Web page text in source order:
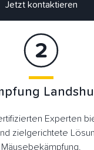
Jetzt kontaktieren
Experten
zielgerichtete
Mäusebekämpfung.